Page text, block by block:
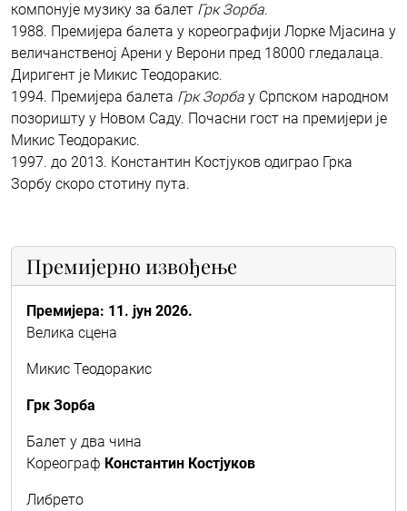
компонује музику за балет Грк Зорба.
1988. Премијера балета у кореографији Лорке Мјасина у
величанственој Арени у Верони пред 18000 гледалаца.
Диригент је Микис Теодоракис.
1994. Премијера балета Грк Зорба у Српском народном
позоришту у Новом Саду. Почасни гост на премијери је
Микис Теодоракис.
1997. до 2013. Константин Костјуков одиграо Грка
Зорбу скоро стотину пута.
Премијерно извођење
Премијера: 11. јун 2026.
Велика сцена
Микис Теодоракис
Грк Зорба
Балет у два чина
Кореограф Константин Костјуков
Либрето